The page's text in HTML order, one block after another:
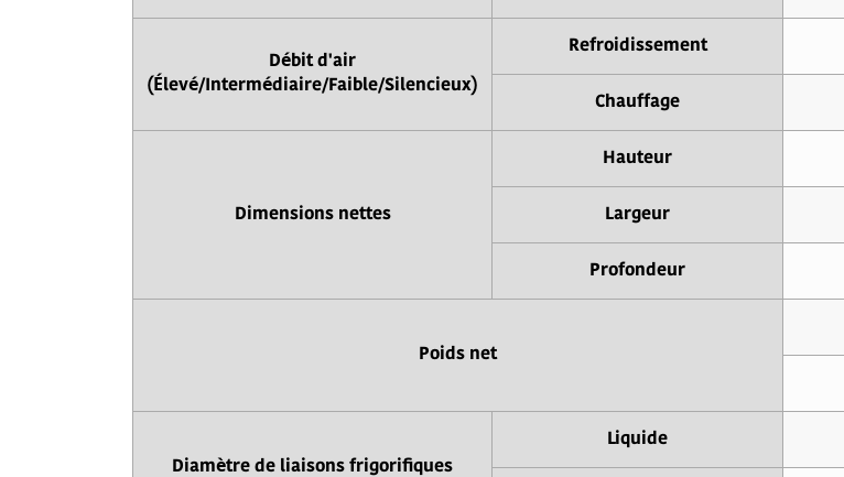
Débit d'air
(Élevé/Intermédiaire/Faible/Silencieux)
Refroidissement
Chauffage
Dimensions nettes
Hauteur
Largeur
Profondeur
Poids net
Diamètre de liaisons frigorifiques
Liquide